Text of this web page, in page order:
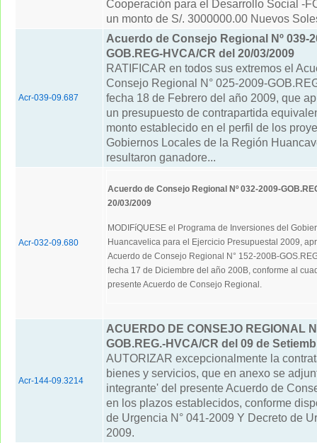
Cooperación para el Desarrollo Social -
un monto de S/. 3000000.00 Nuevos
Acr-039-09.687
Acuerdo de Consejo Regional Nº 039-
GOB.REG-HVCA/CR del 20/03/2009
RATIFICAR en todos sus extremos el
Consejo Regional N° 025-2009-
fecha 18 de Febrero del año 2009, que
un presupuesto de contrapartida
monto establecido en el perfil de los
Gobiernos Locales de la Región
resultaron ganadore...
Acr-032-09.680
Acuerdo de Consejo Regional Nº 032-2009-
20/03/2009
MODIFíQUESE el Programa de Inversiones del
Huancavelica para el Ejercicio Presupuestal 2009,
Acuerdo de Consejo Regional N° 152-200B-
fecha 17 de Diciembre del año 200B, conforme al
presente Acuerdo de Consejo Regional.
Acr-144-09.3214
ACUERDO DE CONSEJO REGIONAL
GOB.REG.-HVCA/CR del 09 de
AUTORIZAR excepcionalmente la
bienes y servicios, que en anexo se
integrante' del presente Acuerdo de
en los plazos establecidos, conforme
de Urgencia N° 041-2009 Y Decreto de
2009.